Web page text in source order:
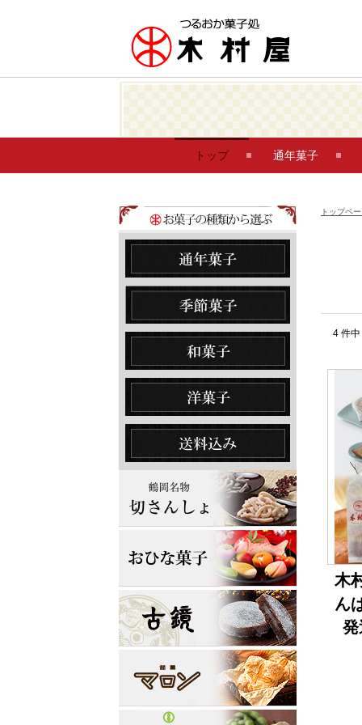
トップ 通年菓子
トップペ
4 件
木
ん
発